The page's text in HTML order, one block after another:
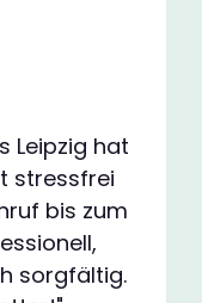
Leipzig hat
stressfrei
bis zum
sorgfältig.